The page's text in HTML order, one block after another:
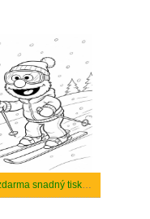
Elmo zdarma snadný tisknutelné